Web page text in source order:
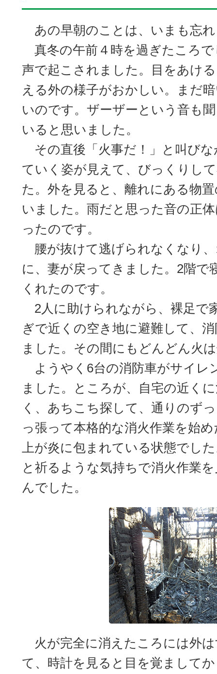
あの早朝のことは、いまも忘
真冬の午前４時を過ぎたころ
声で起こされました。目をあけ
える外の様子がおかしい。まだ
いのです。ザーザーという音も
いると思いました。
その直後「火事だ！」と叫び
ていく姿が見えて、びっくりし
た。外を見ると、離れにある物
いました。雨だと思った音の正
ったのです。
腰が抜けて逃げられなくなり
に、妻が戻ってきました。2階で
くれたのです。
2人に助けられながら、裸足で
ぎで近くの空き地に避難して、
ました。その間にもどんどん火
ようやく6台の消防車がサイレ
ました。ところが、自宅の近く
く、あちこち探して、通りのず
っ張って本格的な消火作業を始
上が炎に包まれている状態でし
と祈るような気持ちで消火作業
んでした。
火が完全に消えたころには外
て、時計を見ると目を覚まして